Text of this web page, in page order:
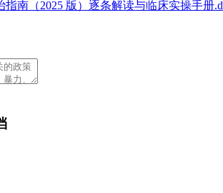
指南（2025 版）逐条解读与临床实操手册